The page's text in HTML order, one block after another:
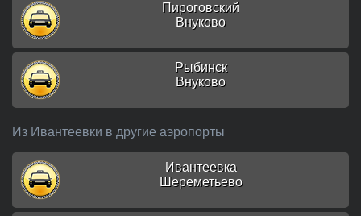
Пироговский
Внуково
Рыбинск
Внуково
Из Ивантеевки в другие аэропорты
Ивантеевка
Шереметьево